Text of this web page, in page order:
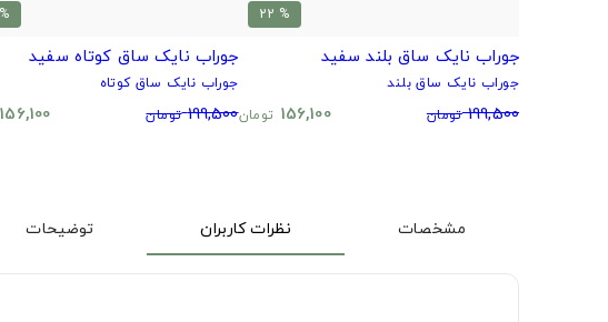
% 22
جوراب نایک ساق بلند سفید
جوراب نایک ساق بلند
199,500 تومان 156,100 تومان
% 22
جوراب نایک ساق کوتاه سفید
جوراب نایک ساق کوتاه
199,500 تومان 156,100
مشخصات نظرات کاربران توضیحات